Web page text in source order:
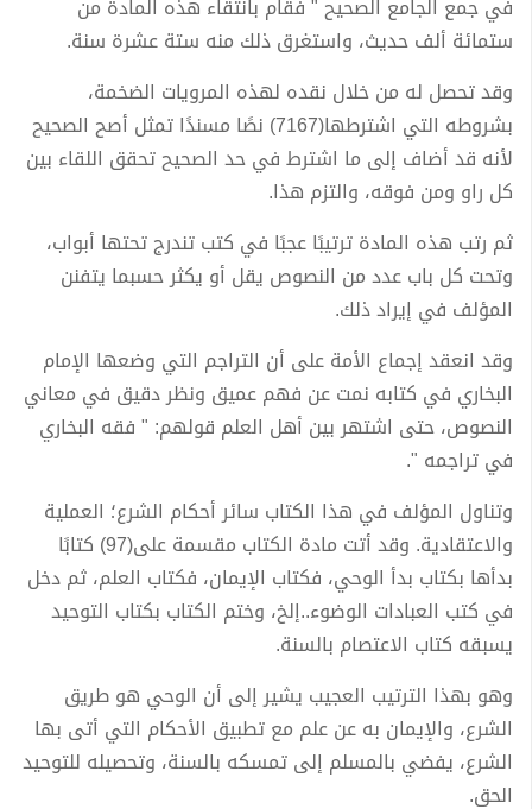
في جمع الجامع الصحيح " فقام بانتقاء هذه المادة من
ستمائة ألف حديث، واستغرق ذلك منه ستة عشرة سنة.
وقد تحصل له من خلال نقده لهذه المرويات الضخمة،
بشروطه التي اشترطها(7167) نصًا مسندًا تمثل أصح الصحيح
لأنه قد أضاف إلى ما اشترط في حد الصحيح تحقق اللقاء بين
كل راو ومن فوقه، والتزم هذا.
ثم رتب هذه المادة ترتيبًا عجبًا في كتب تندرج تحتها أبواب،
وتحت كل باب عدد من النصوص يقل أو يكثر حسبما يتفنن
المؤلف في إيراد ذلك.
وقد انعقد إجماع الأمة على أن التراجم التي وضعها الإمام
البخاري في كتابه نمت عن فهم عميق ونظر دقيق في معاني
النصوص، حتى اشتهر بين أهل العلم قولهم: " فقه البخاري
في تراجمه ".
وتناول المؤلف في هذا الكتاب سائر أحكام الشرع؛ العملية
والاعتقادية. وقد أتت مادة الكتاب مقسمة على(97) كتابًا
بدأها بكتاب بدأ الوحي، فكتاب الإيمان، فكتاب العلم، ثم دخل
في كتب العبادات الوضوء..إلخ، وختم الكتاب بكتاب التوحيد
يسبقه كتاب الاعتصام بالسنة.
وهو بهذا الترتيب العجيب يشير إلى أن الوحي هو طريق
الشرع، والإيمان به عن علم مع تطبيق الأحكام التي أتى بها
الشرع، يفضي بالمسلم إلى تمسكه بالسنة، وتحصيله للتوحيد
الحق.